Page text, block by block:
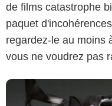
de films catastrophe
paquet
regardez-le au moins
vous ne voudrez pas